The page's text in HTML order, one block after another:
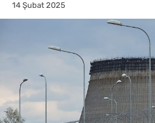
14 Şubat 2025